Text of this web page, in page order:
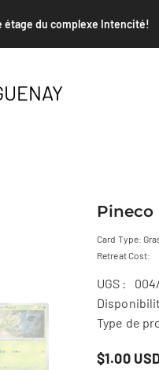
limite le 25 janvier 2026
Pineco
Card Type:
Retreat Cost:
UGS :
004/
Type de
$1.00